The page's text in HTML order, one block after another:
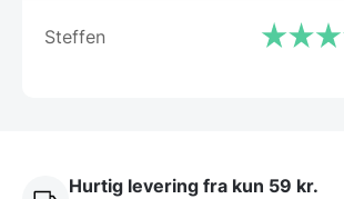
Steffen
Hurtig levering fra kun 59 kr.